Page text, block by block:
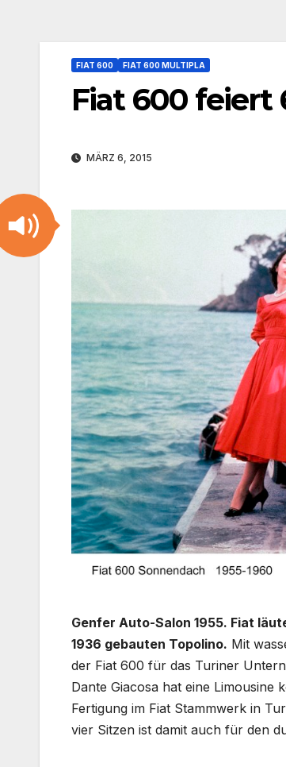
FIAT 600 FIAT 600 MULTIPLA
Fiat 600 feiert
MÄRZ 6, 2015
Genfer Auto-Salon 1955. Fiat
1936 gebauten Topolino. Mit
der Fiat 600 für das Turiner
Dante Giacosa hat eine
Fertigung im Fiat Stammwerk in
vier Sitzen ist damit auch für den